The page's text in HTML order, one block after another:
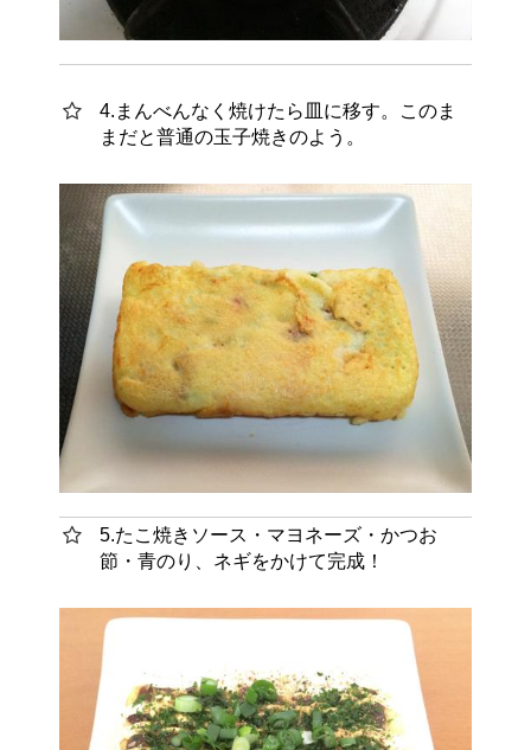
4.まんべんなく焼けたら皿に移す。このま
まだと普通の玉子焼きのよう。
5.たこ焼きソース・マヨネーズ・かつお
節・青のり、ネギをかけて完成！